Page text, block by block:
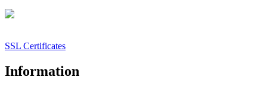
SSL Certificates
Information